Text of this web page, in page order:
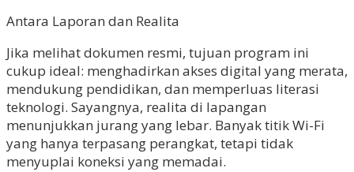
Antara Laporan dan Realita
Jika melihat dokumen resmi, tujuan program ini
cukup ideal: menghadirkan akses digital yang merata,
mendukung pendidikan, dan memperluas literasi
teknologi. Sayangnya, realita di lapangan
menunjukkan jurang yang lebar. Banyak titik Wi-Fi
yang hanya terpasang perangkat, tetapi tidak
menyuplai koneksi yang memadai.